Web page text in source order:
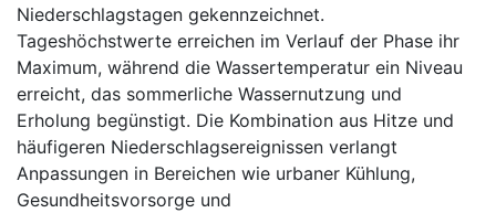
Niederschlagstagen gekennzeichnet.
Tageshöchstwerte erreichen im Verlauf der Phase ihr
Maximum, während die Wassertemperatur ein Niveau
erreicht, das sommerliche Wassernutzung und
Erholung begünstigt. Die Kombination aus Hitze und
häufigeren Niederschlagsereignissen verlangt
Anpassungen in Bereichen wie urbaner Kühlung,
Gesundheitsvorsorge und